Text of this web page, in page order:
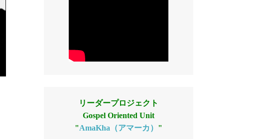
リーダープロジェクト
Gospel Oriented Unit
"AmaKha（アマーカ） "